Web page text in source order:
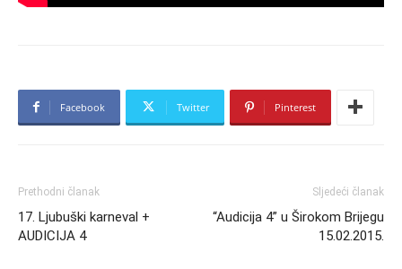
Facebook Twitter Pinterest
Prethodni članak
17. Ljubuški karneval +
AUDICIJA 4
Sljedeći članak
“Audicija 4” u Širokom Brijegu
15.02.2015.